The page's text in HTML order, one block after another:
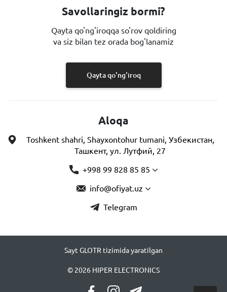
Savollaringiz bormi?
Qayta qo'ng'iroqqa so'rov qoldiring
va siz bilan tez orada bog'lanamiz
Qayta qo'ng'iroq
Aloqa
Toshkent shahri, Shayxontohur tumani, Узбекистан,
Ташкент, ул. Лутфий, 27
+998 99 828 85 85
info@ofiyat.uz
Telegram
Sayt GLOTR tizimida yaratilgan
© 2026 HIPER ELECTRONICS